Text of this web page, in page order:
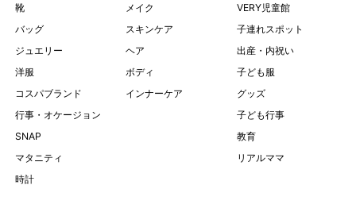
靴
バッグ
ジュエリー
洋服
コスパブランド
行事・オケージョン
SNAP
マタニティ
時計
メイク
スキンケア
ヘア
ボディ
インナーケア
VERY児童館
子連れスポット
出産・内祝い
子ども服
グッズ
子ども行事
教育
リアルママ